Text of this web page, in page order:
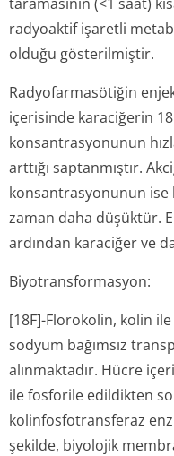
radyoaktif işaretli
olduğu gösterilmiştir.
Radyofarmasötiğin
içerisinde karaciğerin
konsantrasyonunun
arttığı saptanmıştır.
konsantrasyonunun
zaman daha düşüktür.
ardından karaciğer ve
Biyotransforma­syon:
[18F]-Florokolin, kolin
sodyum bağımsız
alınmaktadır. Hücre
ile fosforile edildikten
kolinfosfotran­sferaz
şekilde, biyolojik